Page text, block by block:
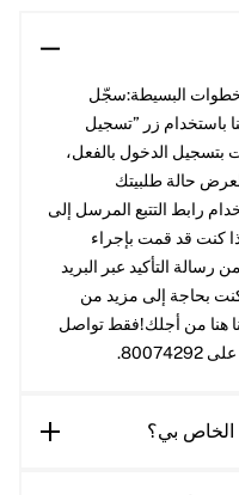
الخطوات البسيطة:سجّل
باستخدام زر ”تسجيل
الدخول بالفعل،
حالة طلبيتك
رابط التتبع المرسل إلى
كنت قد قمت بإجراء
رسالة التأكيد عبر البريد
بحاجة إلى مزيد من
هنا من أجلك!فقط تواصل
الخاص بي؟